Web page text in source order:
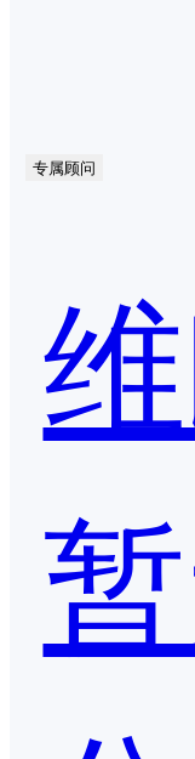
专属顾问